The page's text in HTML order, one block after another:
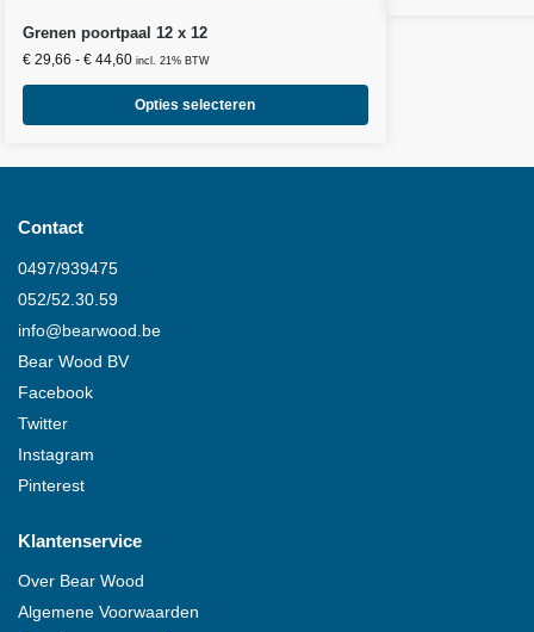
Grenen poortpaal 12 x 12
€29,66 - €44,60 incl. 21% BTW
Opties selecteren
Contact
0497/939475
052/52.30.59
info@bearwood .be
Bear Wood BV
Facebook
Twitter
Instagram
Pinterest
Klantenservice
Over Bear Wood
Algemene Voorwaarden